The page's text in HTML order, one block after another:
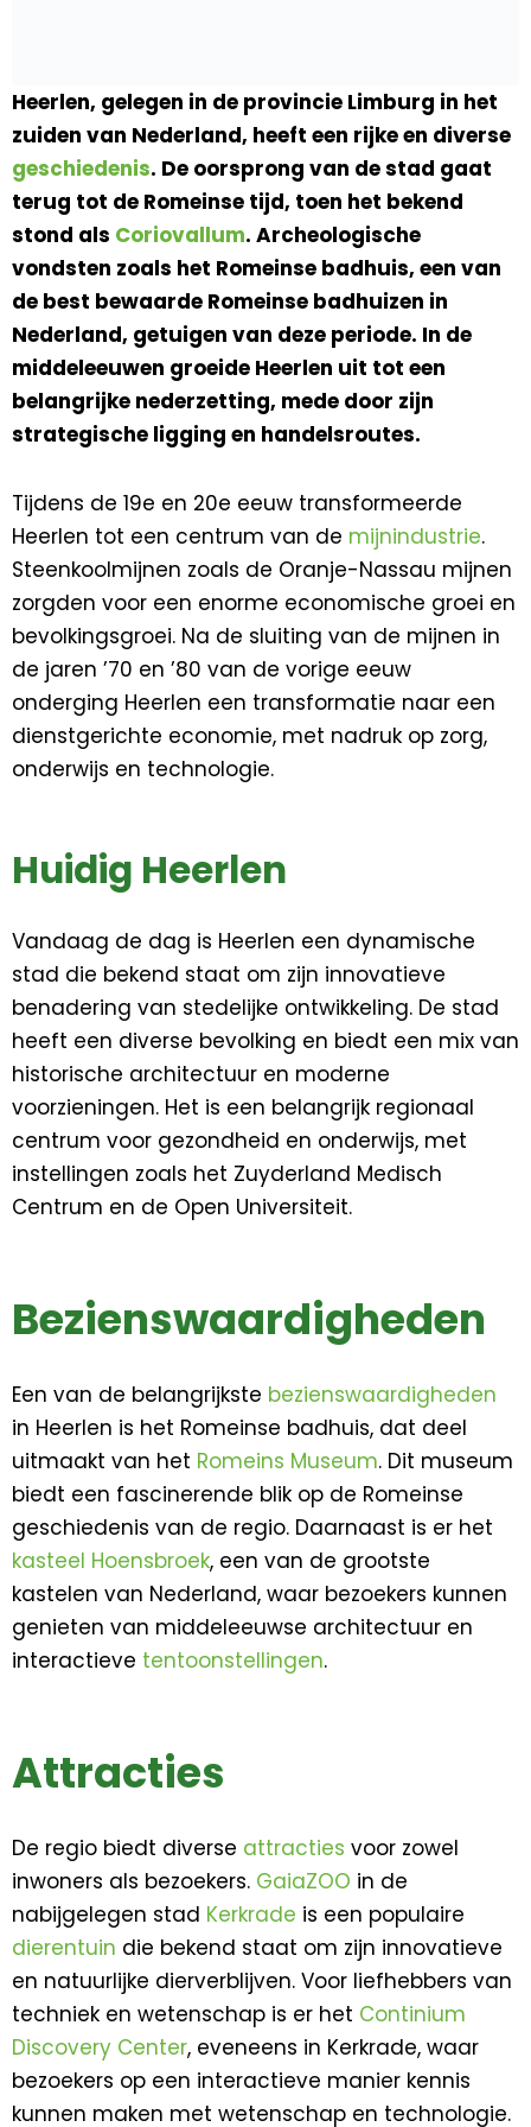
Heerlen, gelegen in de provincie Limburg in het
zuiden van Nederland, heeft een rijke en diverse
geschiedenis. De oorsprong van de stad gaat
terug tot de Romeinse tijd, toen het bekend
stond als Coriovallum. Archeologische
vondsten zoals het Romeinse badhuis, een van
de best bewaarde Romeinse badhuizen in
Nederland, getuigen van deze periode. In de
middeleeuwen groeide Heerlen uit tot een
belangrijke nederzetting, mede door zijn
strategische ligging en handelsroutes.
Tijdens de 19e en 20e eeuw transformeerde
Heerlen tot een centrum van de mijnindustrie.
Steenkoolmijnen zoals de Oranje-Nassau mijnen
zorgden voor een enorme economische groei en
bevolkingsgroei. Na de sluiting van de mijnen in
de jaren ’70 en ’80 van de vorige eeuw
onderging Heerlen een transformatie naar een
dienstgerichte economie, met nadruk op zorg,
onderwijs en technologie.
Huidig Heerlen
Vandaag de dag is Heerlen een dynamische
stad die bekend staat om zijn innovatieve
benadering van stedelijke ontwikkeling. De stad
heeft een diverse bevolking en biedt een mix van
historische architectuur en moderne
voorzieningen. Het is een belangrijk regionaal
centrum voor gezondheid en onderwijs, met
instellingen zoals het Zuyderland Medisch
Centrum en de Open Universiteit.
Bezienswaardigheden
Een van de belangrijkste bezienswaardigheden
in Heerlen is het Romeinse badhuis, dat deel
uitmaakt van het Romeins Museum. Dit museum
biedt een fascinerende blik op de Romeinse
geschiedenis van de regio. Daarnaast is er het
kasteel Hoensbroek, een van de grootste
kastelen van Nederland, waar bezoekers kunnen
genieten van middeleeuwse architectuur en
interactieve tentoonstellingen.
Attracties
De regio biedt diverse attracties voor zowel
inwoners als bezoekers. GaiaZOO in de
nabijgelegen stad Kerkrade is een populaire
dierentuin die bekend staat om zijn innovatieve
en natuurlijke dierverblijven. Voor liefhebbers van
techniek en wetenschap is er het Continium
Discovery Center, eveneens in Kerkrade, waar
bezoekers op een interactieve manier kennis
kunnen maken met wetenschap en technologie.